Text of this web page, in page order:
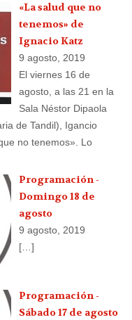
«La salud que no
tenemos» de
Ignacio Katz
9 agosto, 2019
El viernes 16 de
agosto, a las 21 en la
Sala Néstor Dipaola
de Tandil), Igancio
no tenemos». Lo
Programación -
Domingo 18 de
agosto
9 agosto, 2019
[…]
Programación -
Sábado 17 de agosto